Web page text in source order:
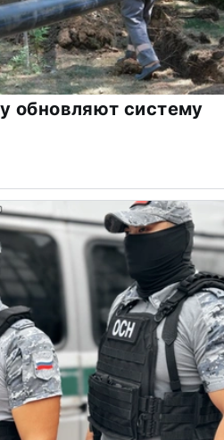
обновляют систему